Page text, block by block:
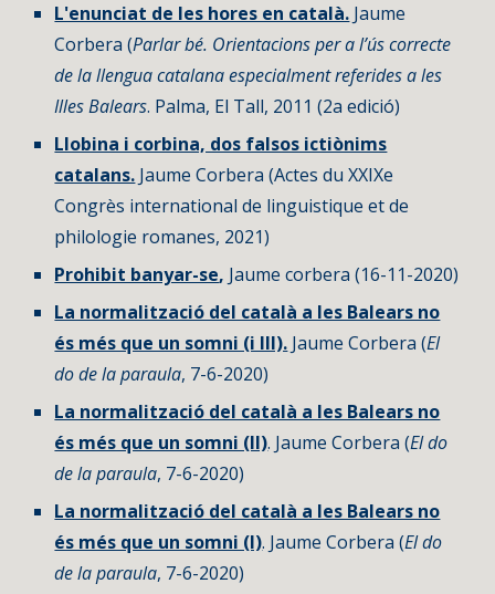
L'enunciat de les hores en català. Jaume
Corbera (Parlar bé. Orientacions per a l’ús correcte
de la llengua catalana especialment referides a les
Illes Balears. Palma, El Tall, 2011 (2a edició)
Llobina i corbina, dos falsos ictiònims
catalans. Jaume Corbera (Actes du XXIXe
Congrès international de linguistique et de
philologie romanes, 2021)
Prohibit banyar-se, Jaume corbera (16-11-2020)
La normalització del català a les Balears no
és més que un somni (i III). Jaume Corbera (El
do de la paraula, 7-6-2020)
La normalització del català a les Balears no
és més que un somni (II). Jaume Corbera (El do
de la paraula, 7-6-2020)
La normalització del català a les Balears no
és més que un somni (I). Jaume Corbera (El do
de la paraula, 7-6-2020)